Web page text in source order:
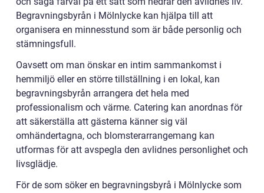
Begravningsbyrån i Mölnlycke kan hjälpa till att
organisera en minnesstund som är både personlig och
stämningsfull.
Oavsett om man önskar en intim sammankomst i
hemmiljö eller en större tillställning i en lokal, kan
begravningsbyrån arrangera det hela med
professionalism och värme. Catering kan anordnas för
att säkerställa att gästerna känner sig väl
omhändertagna, och blomsterarrangemang kan
utformas för att avspegla den avlidnes personlighet och
livsglädje.
För de som söker en begravningsbyrå i Mölnlycke som